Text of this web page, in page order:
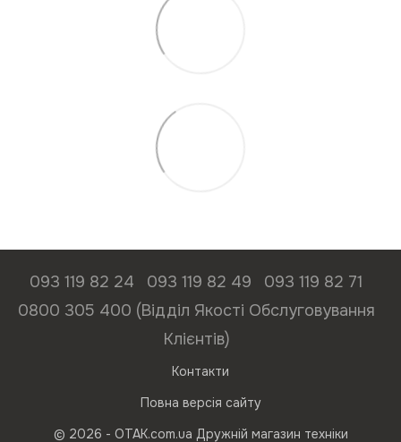
093 119 82 24 093 119 82 49
093 119 82 71
0800 305 400 (Відділ Якості Обслуговування
Клієнтів)
Контакти
Повна версія сайту
© 2026 - ОТАК.com.ua Дружній магазин техніки